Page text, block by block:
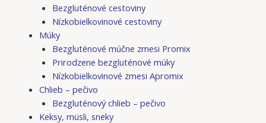
Bezgluténové cestoviny
Nízkobielkovinové cestoviny
Múky
Bezgluténové múčne zmesi Promix
Prirodzene bezgluténové múky
Nízkobielkovinové zmesi Apromix
Chlieb – pečivo
Bezgluténový chlieb – pečivo
Keksy, müsli, sneky